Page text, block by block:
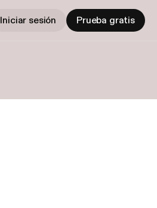
Iniciar sesión Prueba gratis